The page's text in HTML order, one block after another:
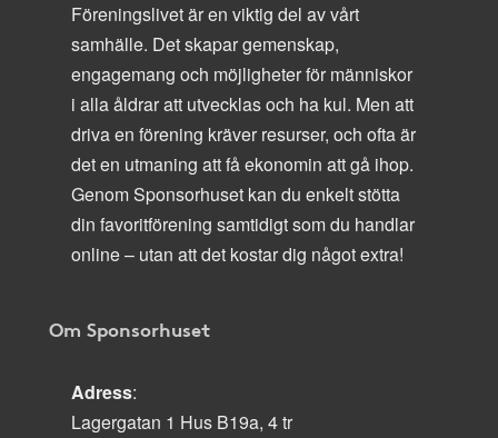
Föreningslivet är en viktig del av vårt
samhälle. Det skapar gemenskap,
engagemang och möjligheter för människor
i alla åldrar att utvecklas och ha kul. Men att
driva en förening kräver resurser, och ofta är
det en utmaning att få ekonomin att gå ihop.
Genom Sponsorhuset kan du enkelt stötta
din favoritförening samtidigt som du handlar
online – utan att det kostar dig något extra!
Om Sponsorhuset
Adress:
Lagergatan 1 Hus B19a, 4 tr